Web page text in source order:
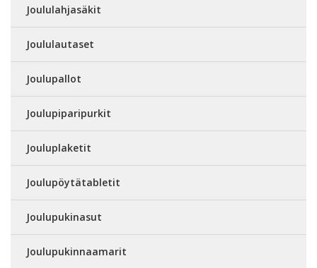
Joululahjasäkit
Joululautaset
Joulupallot
Joulupiparipurkit
Jouluplaketit
Joulupöytätabletit
Joulupukinasut
Joulupukinnaamarit